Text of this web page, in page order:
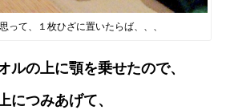
って、１枚ひざに置いたらば、、、
ルの上に顎を乗せたので、
につみあげて、